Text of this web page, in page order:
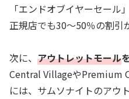
「エンドオブイヤーセール
正規店でも30〜50％の割引
次に、 アウトレットモール
Central VillageやPremium
には、サムソナイトのアウ